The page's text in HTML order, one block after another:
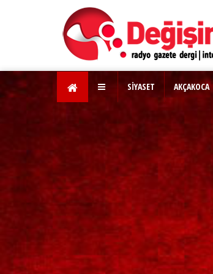
SİYASET AKÇAKOCA